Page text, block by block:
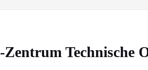
Zentrum Technische